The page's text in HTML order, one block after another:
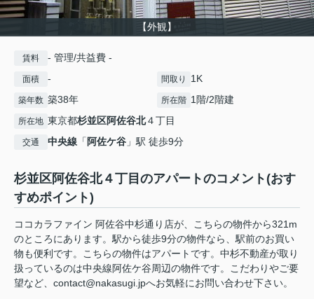
【外観】
賃料 - 管理/共益費 -
面積 - 間取り 1K
築年数 築38年 所在階 1階/2階建
所在地 東京都杉並区阿佐谷北４丁目
交通 中央線 「 阿佐ケ谷 」駅 徒歩9分
杉並区阿佐谷北４丁目のアパートのコメント(おす
すめポイント)
ココカラファイン 阿佐谷中杉通り店が、こちらの物件から321m
のところにあります。駅から徒歩9分の物件なら、駅前のお買い
物も便利です。こちらの物件はアパートです。中杉不動産が取り
扱っているのは中央線阿佐ケ谷周辺の物件です。こだわりやご要
望など、contact@nakasugi.jpへお気軽にお問い合わせ下さい。